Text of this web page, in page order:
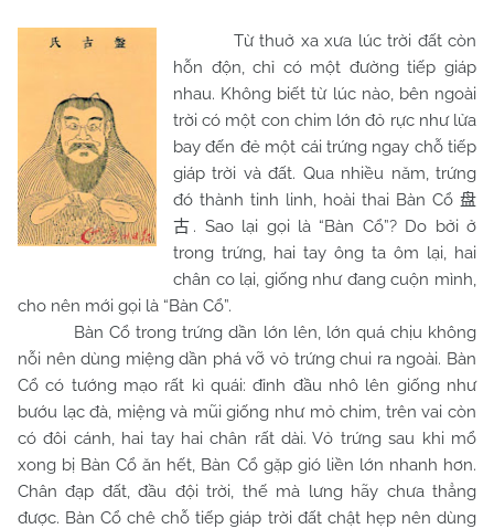
Từ thuở xa xưa lúc trời đất còn
hỗn độn, chỉ có một đường tiếp giáp
nhau. Không biết từ lúc nào, bên ngoài
trời có một con chim lớn đỏ rực như lửa
bay đến đẻ một cái trứng ngay chỗ tiếp
giáp trời và đất. Qua nhiều năm, trứng
đó thành tinh linh, hoài thai Bàn Cổ 盘
古 . Sao lại gọi là “Bàn Cổ”? Do bởi ở
trong trứng, hai tay ông ta ôm lại, hai
chân co lại, giống như đang cuộn mình,
cho nên mới gọi là “Bàn Cổ”.
Bàn Cổ trong trứng dần lớn lên, lớn quá chịu không
nỗi nên dùng miệng dần phá vỡ vỏ trứng chui ra ngoài. Bàn
Cổ có tướng mạo rất kì quái: đỉnh đầu nhô lên giống như
bướu lạc đà, miệng và mũi giống như mỏ chim, trên vai còn
có đôi cánh, hai tay hai chân rất dài. Vỏ trứng sau khi mổ
xong bị Bàn Cổ ăn hết, Bàn Cổ gặp gió liền lớn nhanh hơn.
Chân đạp đất, đầu đội trời, thế mà lưng hãy chưa thẳng
được. Bàn Cổ chê chỗ tiếp giáp trời đất chật hẹp nên dùng